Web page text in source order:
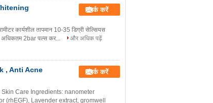
संपर्क करें
कार्यशील तापमान 10-35 डिग्री सेल्सियस
अधिकतम 2bar पल्स कर...
और अधिक पढ़ें
, Anti Acne
संपर्क करें
Care Ingredients: nanometer
Lavender extract, gromwell